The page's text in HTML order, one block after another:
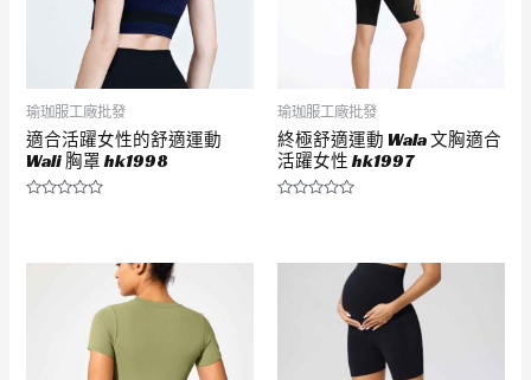
瑜珈服工廠批發
適合活躍女性的舒適運動
Wali 胸罩 hk1998
分
瑜珈服工廠批發
終極舒適運動 Wala 文胸適合
活躍女性 hk1997
分